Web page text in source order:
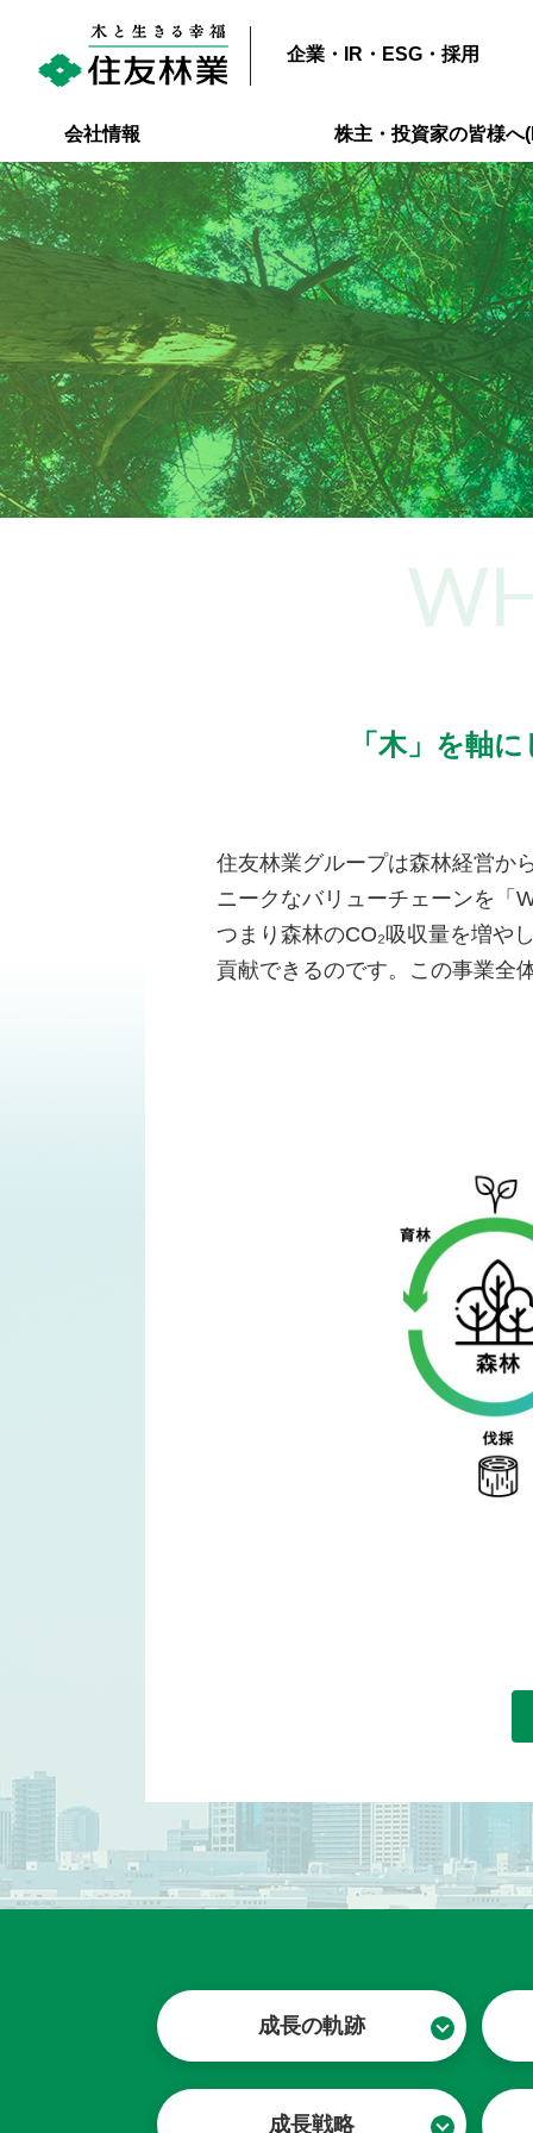
企業・IR・ESG・採用
会社情報 株主・投資家の皆様へ
「木」を軸
住友林業グループは森林経営か
ニークなバリューチェーンを「
つまり森林のCO₂吸収量を増や
貢献できるのです。この事業全
成長の軌跡
成長戦略